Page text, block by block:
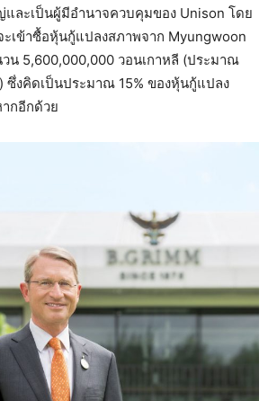
และเป็นผู้มีอำนาจควบคุมของ Unison โดย
เข้าซื้อหุ้นกู้แปลงสภาพจาก Myungwoon
น 5,600,000,000 วอนเกาหลี (ประมาณ
ซึ่งคิดเป็นประมาณ 15% ของหุ้นกู้แปลง
กอีกด้วย